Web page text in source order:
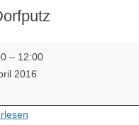
– 12:00
2016